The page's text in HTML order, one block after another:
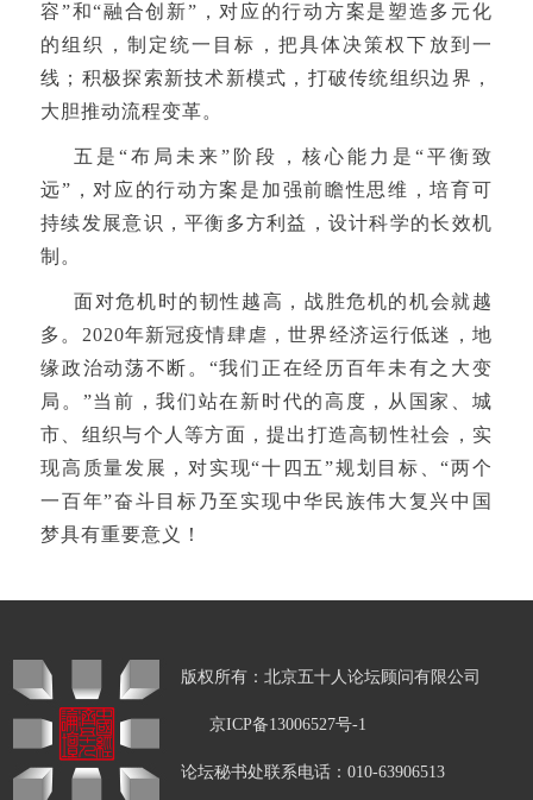
容”和“融合创新”，对应的行动方案是塑造多元化
的组织，制定统一目标，把具体决策权下放到一
线；积极探索新技术新模式，打破传统组织边界，
大胆推动流程变革。
五是“布局未来”阶段，核心能力是“平衡致
远”，对应的行动方案是加强前瞻性思维，培育可
持续发展意识，平衡多方利益，设计科学的长效机
制。
面对危机时的韧性越高，战胜危机的机会就越
多。2020年新冠疫情肆虐，世界经济运行低迷，地
缘政治动荡不断。“我们正在经历百年未有之大变
局。”当前，我们站在新时代的高度，从国家、城
市、组织与个人等方面，提出打造高韧性社会，实
现高质量发展，对实现“十四五”规划目标、“两个
一百年”奋斗目标乃至实现中华民族伟大复兴中国
梦具有重要意义！
版权所有：北京五十人论坛顾问有限公司
京ICP备13006527号-1
论坛秘书处联系电话：010-63906513